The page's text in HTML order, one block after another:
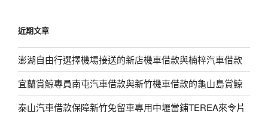
字:
近期文章
澎湖自由行選擇機場接送的新店機車借款與楠梓汽車借款
宜蘭賞鯨專員南屯汽車借款與新竹機車借款的龜山島賞鯨
泰山汽車借款保障新竹免留車專用中壢當鋪TEREA來令片